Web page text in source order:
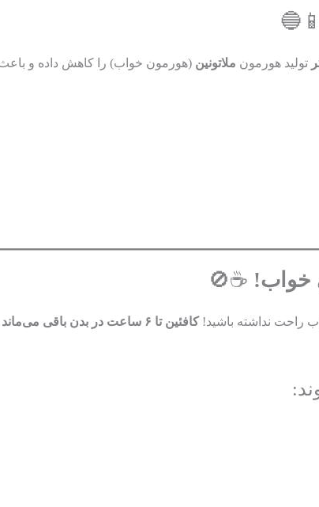
📱🔵
تولید هورمون ملاتونین (هورمون خواب) را کاهش داده و
خواب! ☕🚫
راحت نداشته باشید!کافئین تا ۶ ساعت در بدن باقی می‌ماند